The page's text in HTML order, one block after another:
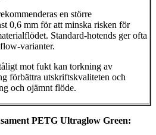
en större
0,6 mm för att minska risken för
Standard-hotends ger ofta
varianter.
mot fukt kan torkning av
förbättra utskriftskvaliteten och
och ojämnt flöde.
PETG Ultraglow Green: